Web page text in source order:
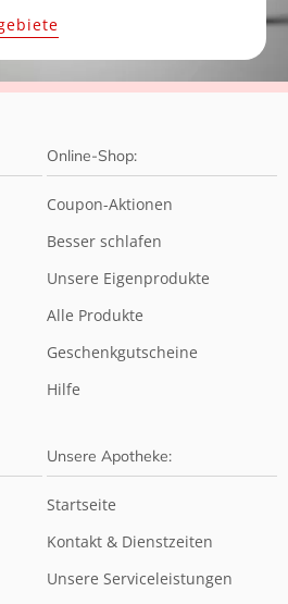
Online-Shop:
Coupon-Aktionen
Besser schlafen
Unsere Eigenprodukte
Alle Produkte
Geschenkgutscheine
Hilfe
Unsere Apotheke:
Startseite
Kontakt & Dienstzeiten
Unsere Serviceleistungen